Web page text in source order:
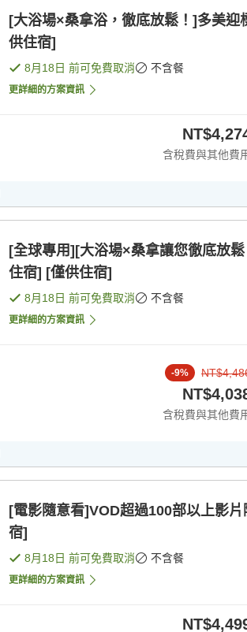
[大浴場×桑拿浴，徹底放鬆！]多美
供住宿]
8月18日 前可免費取消 不含餐
更詳細的方案資訊
含稅費與其他費
[全球專用][大浴場×桑拿讓您徹底放
住宿] [僅供住宿]
8月18日 前可免費取消 不含餐
更詳細的方案資訊
-9%
含稅費與其他費
[電影隨意看]VOD超過100部以上影
宿]
8月18日 前可免費取消 不含餐
更詳細的方案資訊